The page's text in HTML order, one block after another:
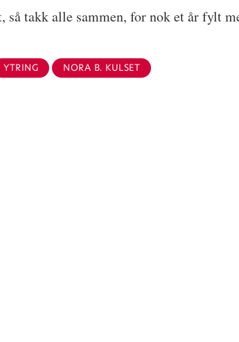
så takk alle sammen, for nok et år fylt
YTRING NORA B. KULSET